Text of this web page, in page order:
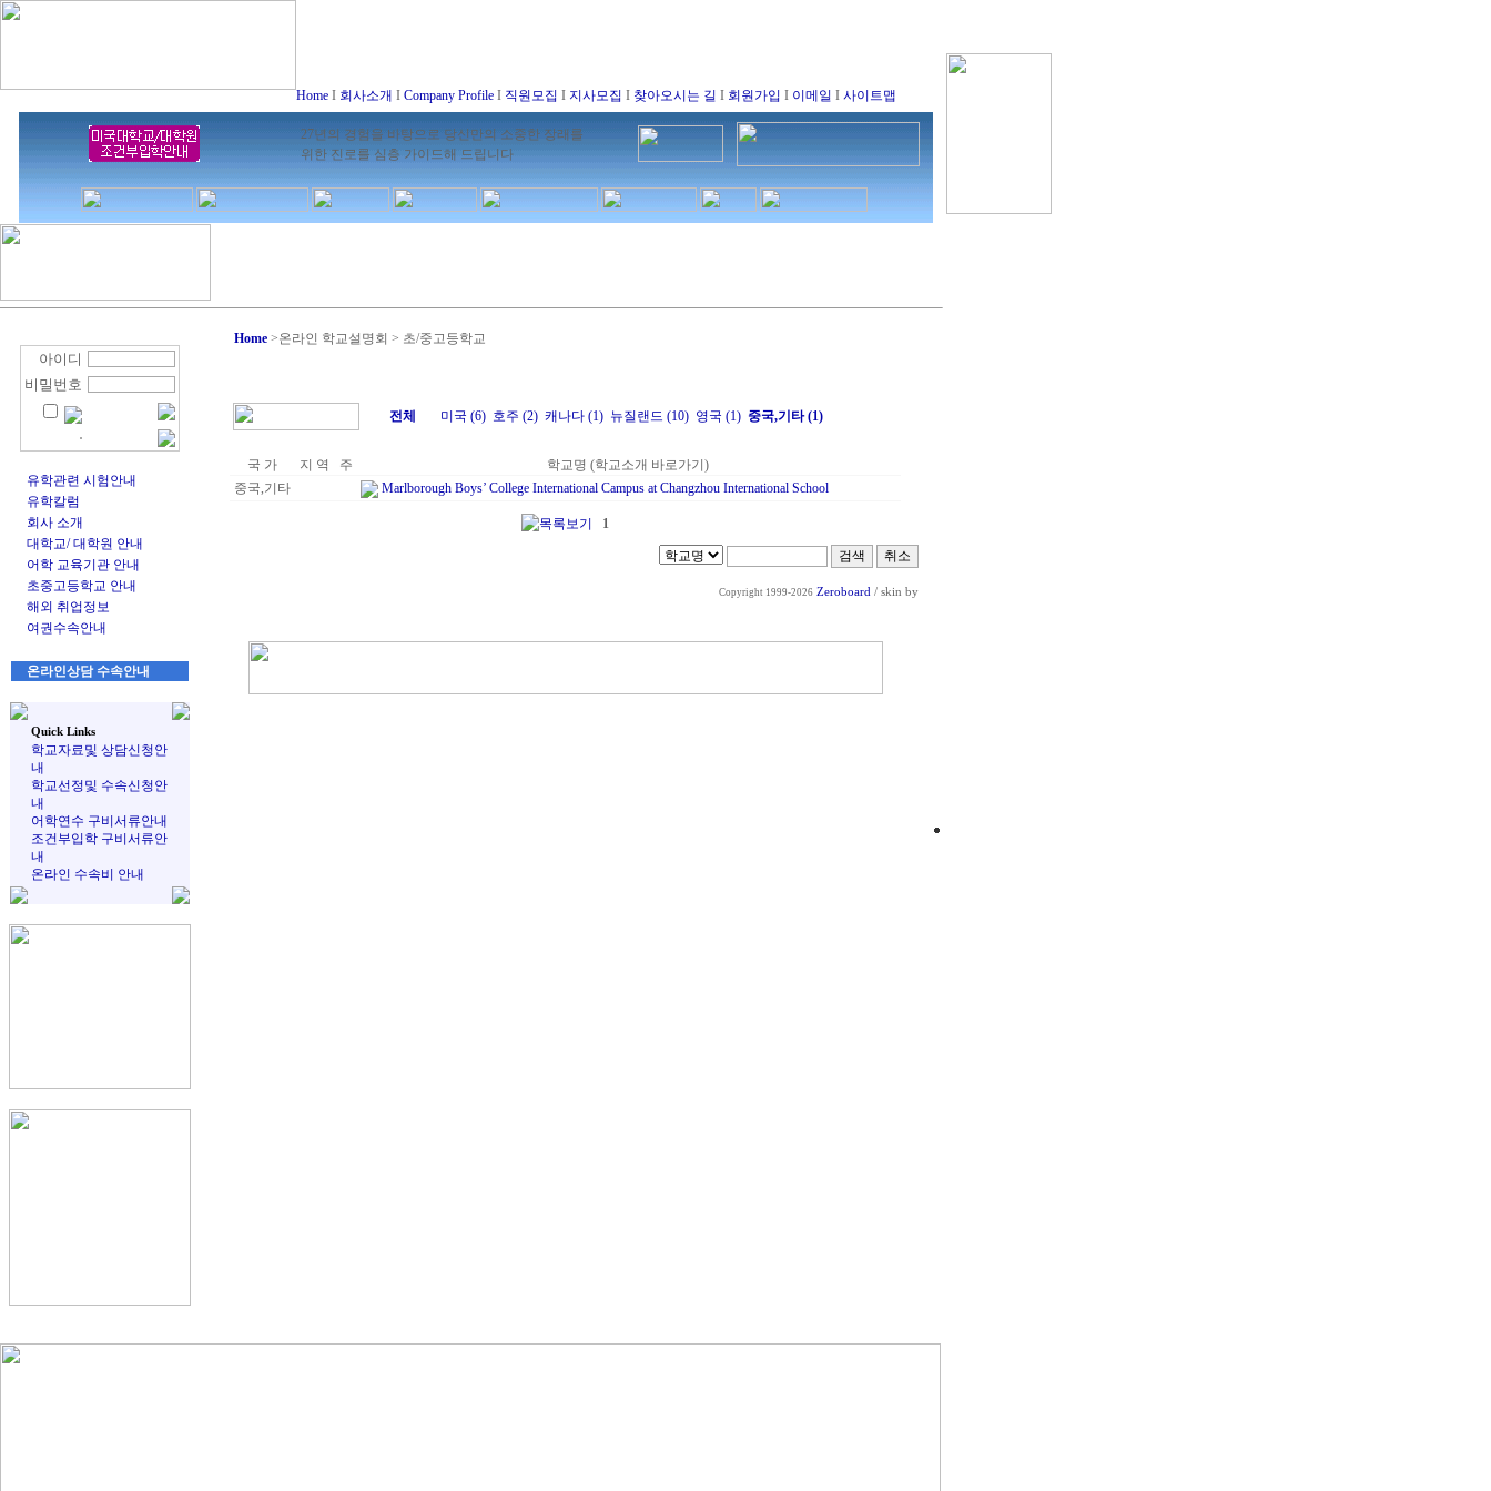
Home I 회사소개 I Company Profile I 직원모집 I 지사모집 I 찾아오시는 길 I 회원가입 I 이메일 I 사이트맵
27년의 경험을 바탕으로 당신만의 소중한 장래를
위한 진로를 심층 가이드해 드립니다
아이디
비밀번호
유학관련 시험안내
유학칼럼
회사 소개
대학교/ 대학원 안내
어학 교육기관 안내
초중고등학교 안내
해외 취업정보
여권수속안내
온라인상담 수속안내
Quick Links
학교자료및 상담신청안
내
학교선정및 수속신청안
내
어학연수 구비서류안내
조건부입학 구비서류안
내
온라인 수속비 안내
Home >온라인 학교설명회 > 초/중고등학교
전체 미국 (6) 호주 (2) 캐나다 (1) 뉴질랜드 (10) 영국 (1) 중국,기타 (1)
국 가 지 역 주
학교명 (학교소개 바로가기)
중국,기타
Marlborough Boys’ College International Campus at Changzhou International School
1
Copyright 1999-2026 Zeroboard / skin by